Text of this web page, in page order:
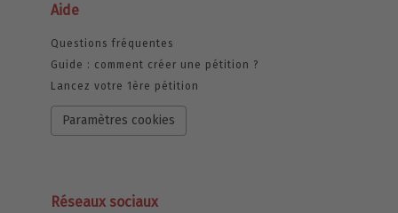
Aide
Questions fréquentes
Guide : comment créer une pétition ?
Lancez votre 1ère pétition
Paramètres cookies
Réseaux sociaux